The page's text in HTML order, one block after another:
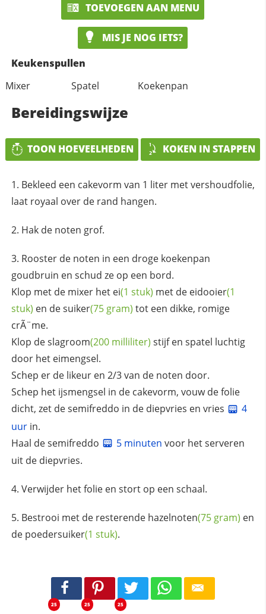
TOEVOEGEN AAN MENU
MIS JE NOG IETS?
Keukenspullen
Mixer
Spatel Koekenpan
Bereidingswijze
TOON HOEVEELHEDEN KOKEN IN STAPPEN
Bekleed een cakevorm van 1 liter met vershoudfolie,
laat royaal over de rand hangen.
Hak de noten grof.
Rooster de noten in een droge koekenpan
goudbruin en schud ze op een bord.
Klop met de mixer het ei(1 stuk) met de eidooier(1
stuk) en desuiker(75 gram) tot een dikke, romige
crÃ¨me.
Klop deslagroom(200 milliliter) stijf en spatel luchtig
door het eimengsel.
Schep er de likeur en 2/3 van de noten door.
Schep het ijsmengsel in de cakevorm, vouw de folie
dicht, zet de semifreddo in de diepvries en vries
4
uurin.
Haal de semifreddo
5 minuten voor het serveren
uit de diepvries.
Verwijder het folie en stort op een schaal.
Bestrooi met de resterende hazelnoten(75 gram) en
de poedersuiker(1 stuk).
25 25 25